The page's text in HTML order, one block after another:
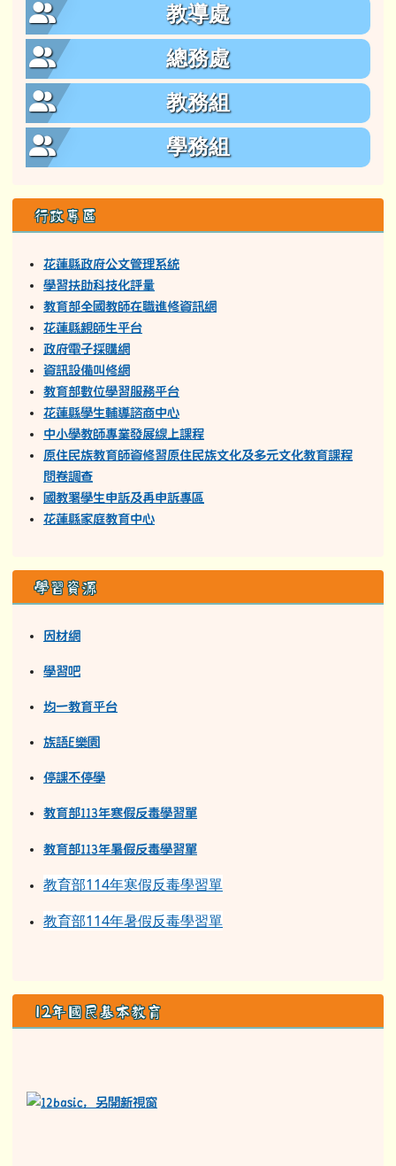
教導處
總務處
教務組
學務組
行政專區
花蓮縣政府公文管理系統
學習扶助科技化評量
教育部全國教師在職進修資訊網
花蓮縣親師生平台
政府電子採購網
資訊設備叫修網
教育部數位學習服務平台
花蓮縣學生輔導諮商中心
中小學教師專業發展線上課程
原住民族教育師資修習原住民族文化及多元文化教育課程
問卷調查
國教署學生申訴及再申訴專區
花蓮縣家庭教育中心
學習資源
因材網
學習吧
均一教育平台
族語E樂園
停課不停學
教育部113年寒假反毒學習單
教育部113年暑假反毒學習單
教育部114年寒假反毒學習單
教育部114年暑假反毒學習單
12年國民基本教育